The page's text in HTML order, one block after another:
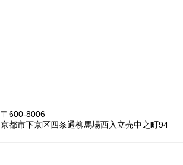
〒600-8006
京都市下京区四条通柳馬場西入立売中之町94